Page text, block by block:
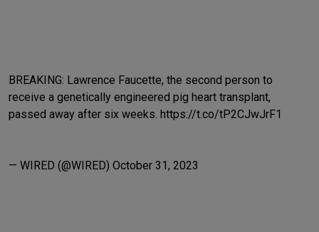
BREAKING: Lawrence Faucette, the second person to
receive a genetically engineered pig heart transplant,
passed away after six weeks. https://t.co/tP2CJwJrF1
— WIRED (@WIRED) October 31, 2023